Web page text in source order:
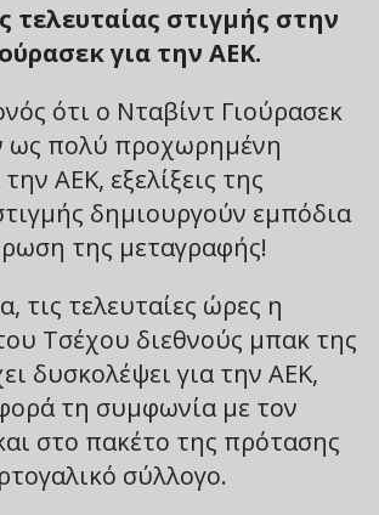
τελευταίας στιγμής στην
για την ΑΕΚ.
ότι ο Νταβίντ Γιούρασεκ
ως πολύ προχωρημένη
ΑΕΚ, εξελίξεις της
δημιουργούν εμπόδια
της μεταγραφής!
τις τελευταίες ώρες η
Τσέχου διεθνούς μπακ της
δυσκολέψει για την ΑΕΚ,
τη συμφωνία με τον
στο πακέτο της πρότασης
σύλλογο.